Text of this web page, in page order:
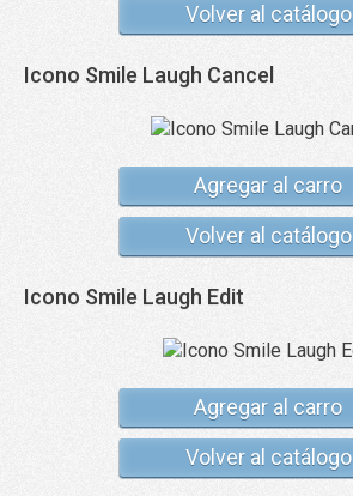
Volver al catálogo
Icono Smile Laugh Cancel
Agregar al carro
Volver al catálogo
Icono Smile Laugh Edit
Agregar al carro
Volver al catálogo